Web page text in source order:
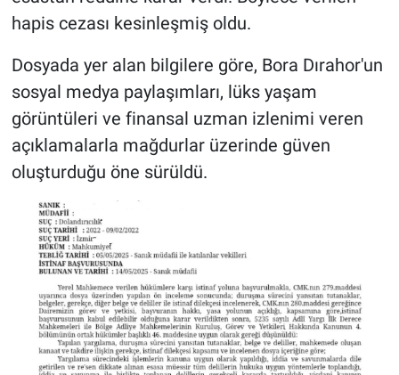
hapis cezası kesinleşmiş oldu.
Dosyada yer alan bilgilere göre, Bora Dırahor'un
sosyal medya paylaşımları, lüks yaşam
görüntüleri ve finansal uzman izlenimi veren
açıklamalarla mağdurlar üzerinde güven
oluşturduğu öne sürüldü.